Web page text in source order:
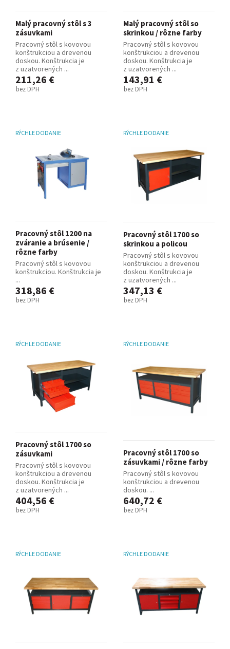
Malý pracovný stôl s 3
zásuvkami
Pracovný stôl s kovovou
konštrukciou a drevenou
doskou. Konštrukcia je
z uzatvorených ...
211,26 €
bez DPH
Malý pracovný stôl so
skrinkou / rôzne farby
Pracovný stôl s kovovou
konštrukciou a drevenou
doskou. Konštrukcia je
z uzatvorených ...
143,91 €
bez DPH
RÝCHLE DODANIE
Pracovný stôl 1200 na
zváranie a brúsenie /
rôzne farby
Pracovný stôl s kovovou
konštrukciou. Konštrukcia je
...
318,86 €
bez DPH
RÝCHLE DODANIE
Pracovný stôl 1700 so
skrinkou a policou
Pracovný stôl s kovovou
konštrukciou a drevenou
doskou. Konštrukcia je
z uzatvorených ...
347,13 €
bez DPH
RÝCHLE DODANIE
Pracovný stôl 1700 so
zásuvkami
Pracovný stôl s kovovou
konštrukciou a drevenou
doskou. Konštrukcia je
z uzatvorených ...
404,56 €
bez DPH
RÝCHLE DODANIE
Pracovný stôl 1700 so
zásuvkami / rôzne farby
Pracovný stôl s kovovou
konštrukciou a drevenou
doskou. ...
640,72 €
bez DPH
RÝCHLE DODANIE RÝCHLE DODANIE